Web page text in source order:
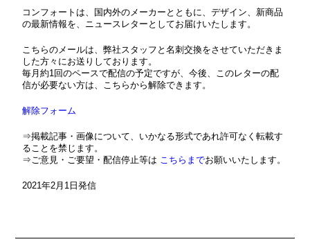
コンフォートは、国内外のメーカーとともに、デザイン、新商品
の最新情報を、ニュースレターとしてお届けいたします。
こちらのメールは、弊社スタッフと名刺交換をさせていただきま
した方々にお送りしております。
毎月約1回のペースで配信の予定ですが、今後、このレターの配
信が必要ない方は、こちらから解除できます。
解除フォーム
⇒掲載記事・画像について、いかなる形式であれ許可なく転載す
ることを禁じます。
⇒ご意見・ご要望・配信停止等は こちらまでお願いいたします。
2021年2月1日発信